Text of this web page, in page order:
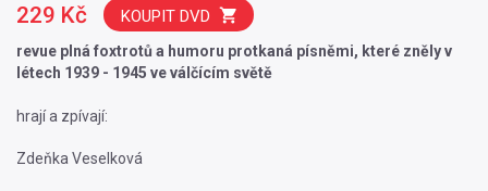
revue plná foxtrotů a humoru protkaná písněmi, které zněly v
létech 1939 - 1945 ve válčícím světě
hrají a zpívají:
Zdeňka Veselková
229 Kč KOUPIT DVD